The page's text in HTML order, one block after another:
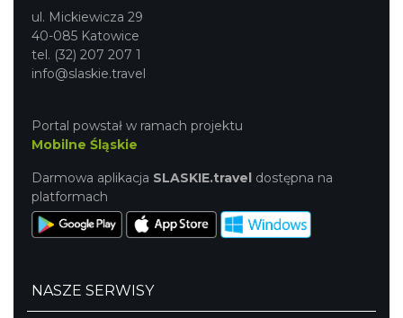
ul. Mickiewicza 29
40-085 Katowice
tel. (32) 207 207 1
info@slaskie.travel
Portal powstał w ramach projektu
Mobilne Śląskie
Darmowa aplikacja SLASKIE.travel dostępna na
platformach
NASZE SERWISY